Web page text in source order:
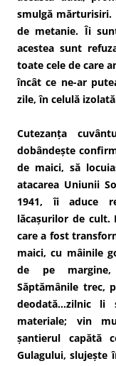
smulgă mărturisiri.
de metanie. Îi
acestea sunt
toate cele de care
încât ce ne-ar
zile, în celulă
Cutezanța
dobândește
de maici, să
atacarea Uniunii
1941, îi aduce
lăcașurilor de cult.
care a fost
maici, cu mâinile
de pe
Săptămânile trec,
deodată…zilnic li
materiale; vin
șantierul capătă
Gulagului, slujește